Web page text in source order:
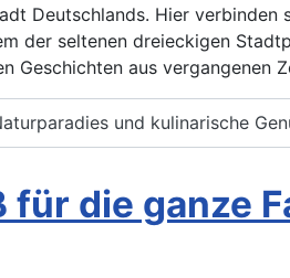
Deutschlands. Hier
der seltenen dreieckigen
Geschichten aus vergangenen
und kulinarische
die ganze